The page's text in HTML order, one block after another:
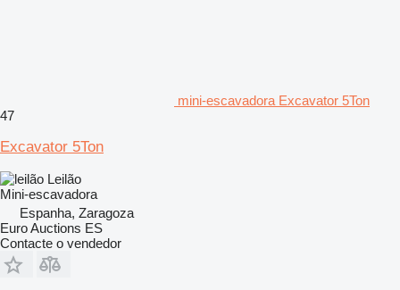
mini-escavadora Excavator 5Ton
47
Excavator 5Ton
Leilão
Mini-escavadora
Espanha, Zaragoza
Euro Auctions ES
Contacte o vendedor